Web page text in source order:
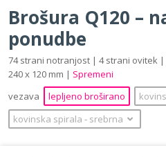
Q120 (120 x 120 mm)
Brošura Q120 –
ponudbe
74 strani notranjost | 4 strani ovitek
240 x 120 mm | Spremeni
vezava
lepljeno broširano
kovinska spirala ‐ srebrna